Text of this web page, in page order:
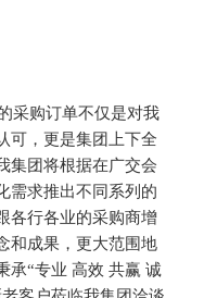
采购订单不仅是对我
可，更是集团上下全
集团将根据在广交会
需求推出不同系列的
各行各业的采购商增
和成果， 更大范围地
承“专业 高效 共赢 诚